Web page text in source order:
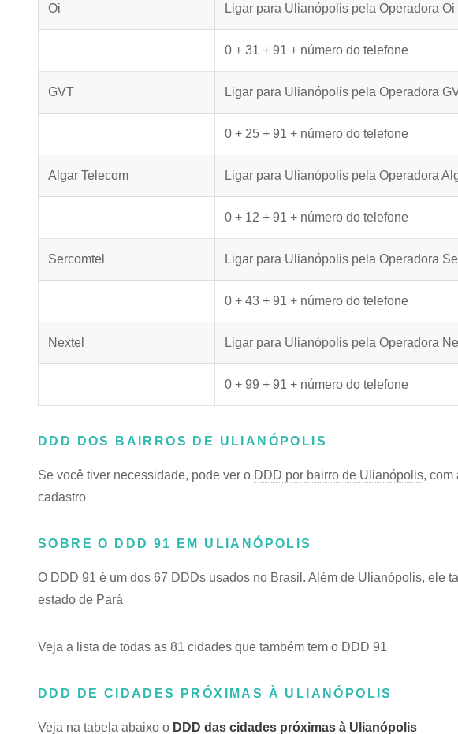
Oi Ligar para Ulianópolis pela Operadora Oi
0 + 31 + 91 + número do telefone
GVT Ligar para Ulianópolis pela Operadora
0 + 25 + 91 + número do telefone
Algar Telecom Ligar para Ulianópolis pela Operadora
0 + 12 + 91 + número do telefone
Sercomtel Ligar para Ulianópolis pela Operadora
0 + 43 + 91 + número do telefone
Nextel Ligar para Ulianópolis pela Operadora
0 + 99 + 91 + número do telefone
DDD DOS BAIRROS DE ULIANÓPOLIS
Se você tiver necessidade, pode ver o DDD por bairro de Ulianópolis, com
cadastro
SOBRE O DDD 91 EM ULIANÓPOLIS
O DDD 91 é um dos 67 DDDs usados no Brasil. Além de Ulianópolis, ele
estado de Pará
Veja a lista de todas as 81 cidades que também tem o DDD 91
DDD DE CIDADES PRÓXIMAS À ULIANÓPOLIS
Veja na tabela abaixo o DDD das cidades próximas à Ulianópolis